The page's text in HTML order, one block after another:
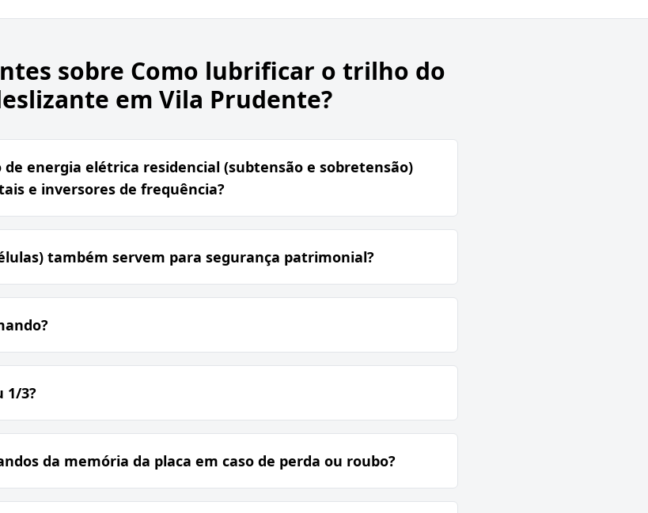
sobre Como lubrificar o trilho do
em Vila Prudente?
de energia elétrica residencial (subtensão e sobretensão)
e inversores de frequência?
também servem para segurança patrimonial?
1/3?
da memória da placa em caso de perda ou roubo?